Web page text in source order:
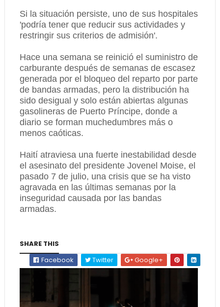
Si la situación persiste, uno de sus hospitales
'podría tener que reducir sus actividades y
restringir sus criterios de admisión'.
Hace una semana se reinició el suministro de
carburante después de semanas de escasez
generada por el bloqueo del reparto por parte
de bandas armadas, pero la distribución ha
sido desigual y solo están abiertas algunas
gasolineras de Puerto Príncipe, donde a
diario se forman muchedumbres más o
menos caóticas.
Haití atraviesa una fuerte inestabilidad desde
el asesinato del presidente Jovenel Moise, el
pasado 7 de julio, una crisis que se ha visto
agravada en las últimas semanas por la
inseguridad causada por las bandas
armadas.
SHARE THIS
Facebook
Twitter Google+